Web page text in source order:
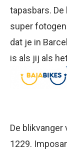
tapasbars.
super
dat je in
is als jij als
De blikvanger
1229.